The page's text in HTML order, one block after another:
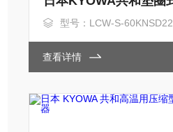
型号：LCW-S-60KNSD22
查看详情